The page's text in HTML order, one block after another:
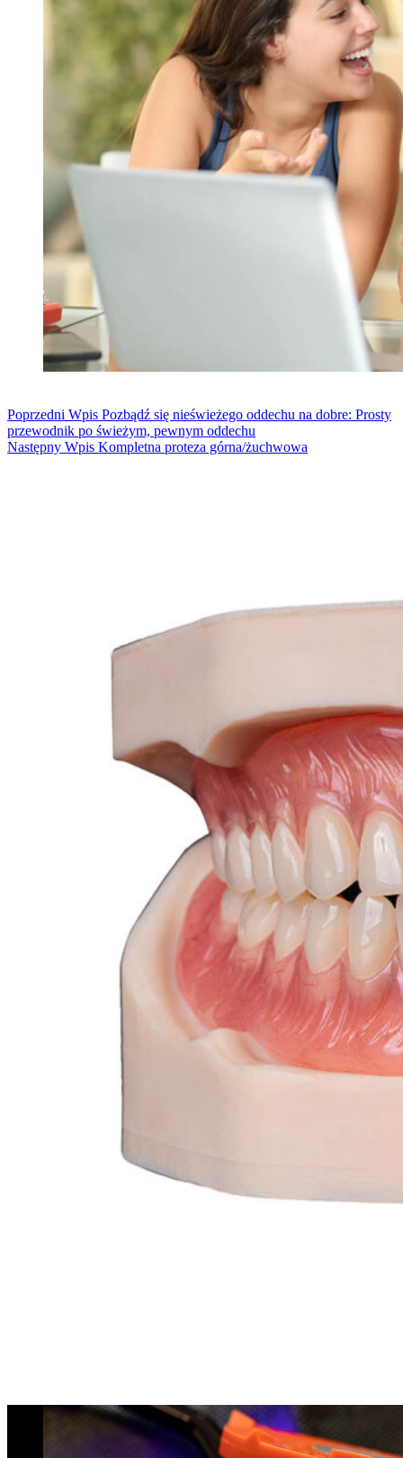
Poprzedni Wpis Pozbądź się nieświeżego oddechu na dobre: Prosty
przewodnik po świeżym, pewnym oddechu
Następny Wpis Kompletna proteza górna/żuchwowa